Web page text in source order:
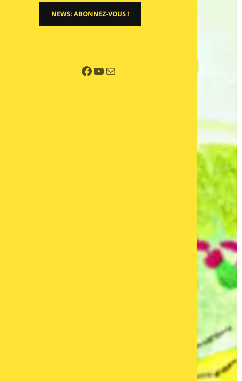
NEWS: ABONNEZ-VOUS !
Facebook
YouTube
E-mail